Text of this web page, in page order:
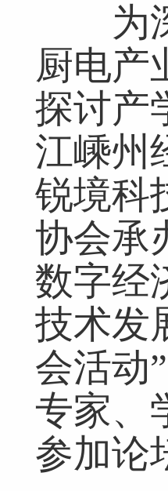
为深
厨电产
探讨产
江嵊州
锐境科
协会承
数字经
技术发
会活动
专家、
参加论